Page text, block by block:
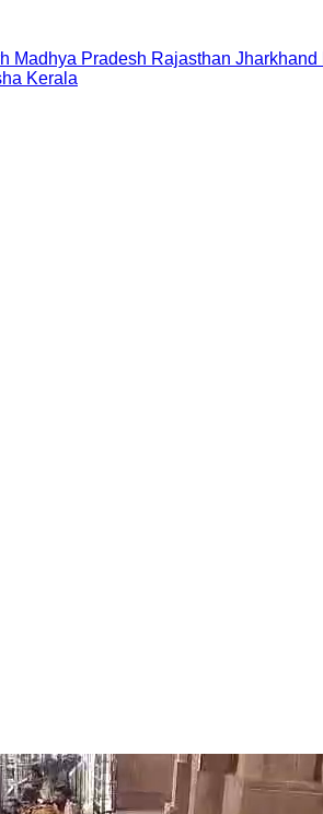
Madhya Pradesh Rajasthan Jharkhand
Kerala